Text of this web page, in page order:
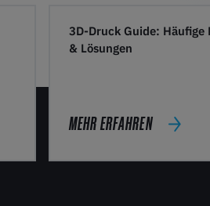
3D-Druck Guide: Häufige
& Lösungen
MEHR ERFAHREN